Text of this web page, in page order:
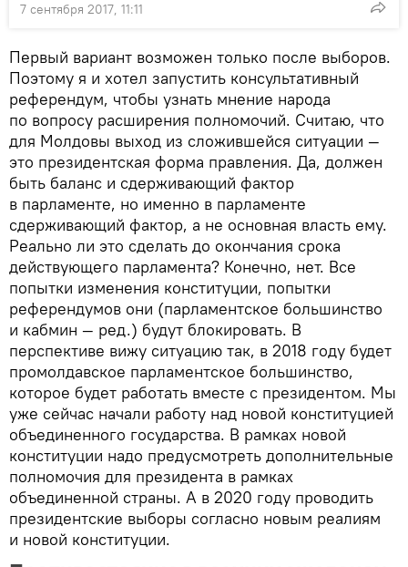
7 сентября 2017, 11:11
Первый вариант возможен только после выборов.
Поэтому я и хотел запустить консультативный
референдум, чтобы узнать мнение народа
по вопросу расширения полномочий. Считаю, что
для Молдовы выход из сложившейся ситуации —
это президентская форма правления. Да, должен
быть баланс и сдерживающий фактор
в парламенте, но именно в парламенте
сдерживающий фактор, а не основная власть ему.
Реально ли это сделать до окончания срока
действующего парламента? Конечно, нет. Все
попытки изменения конституции, попытки
референдумов они (парламентское большинство
и кабмин — ред.) будут блокировать. В
перспективе вижу ситуацию так, в 2018 году будет
промолдавское парламентское большинство,
которое будет работать вместе с президентом. Мы
уже сейчас начали работу над новой конституцией
объединенного государства. В рамках новой
конституции надо предусмотреть дополнительные
полномочия для президента в рамках
объединенной страны. А в 2020 году проводить
президентские выборы согласно новым реалиям
и новой конституции.